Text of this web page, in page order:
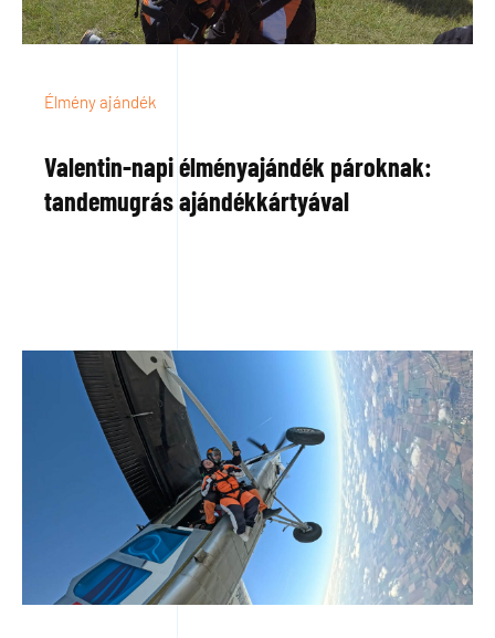
Élmény ajándék
Valentin-napi élményajándék pároknak:
tandemugrás ajándékkártyával